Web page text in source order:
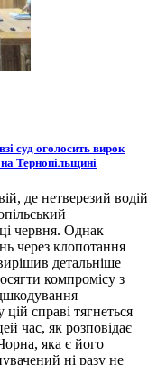
суд оголосить вирок
Тернопільщині
де нетверезий водій
червня. Однак
через клопотання
детальніше
компромісу з
справі тягнеться
час, як розповідає
яка є його
ні разу не